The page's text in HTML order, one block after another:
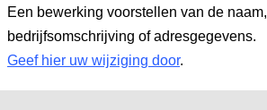
Een bewerking voorstellen van de naam,
bedrijfsomschrijving of adresgegevens.
Geef hier uw wijziging door.